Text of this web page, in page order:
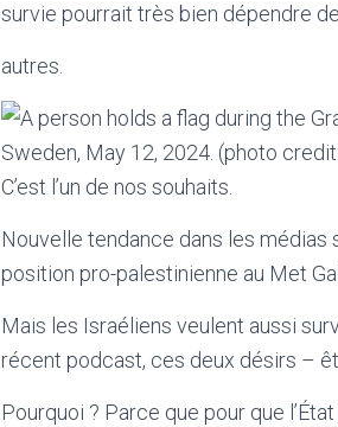
survie pourrait très bien dépendre
autres.
C’est l’un de nos souhaits.
Nouvelle tendance dans les médias
position pro-palestinienne au Met
Mais les Israéliens veulent aussi
récent podcast, ces deux désirs –
Pourquoi ? Parce que pour que